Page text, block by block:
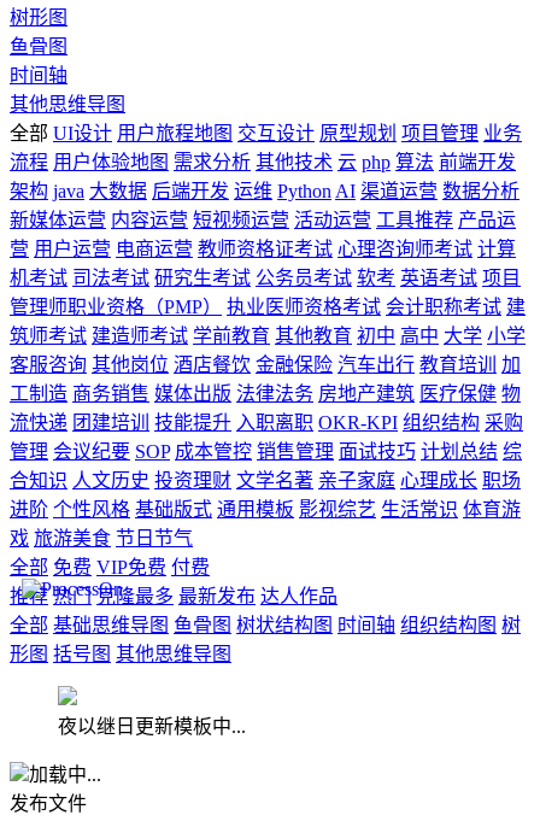
树形图
鱼骨图
时间轴
其他思维导图
全部 UI设计 用户旅程地图 交互设计 原型规划 项目管理 业务
流程 用户体验地图 需求分析 其他技术 云 php 算法 前端开发
架构 java 大数据 后端开发 运维 Python AI 渠道运营 数据分析
新媒体运营 内容运营 短视频运营 活动运营 工具推荐 产品运
营 用户运营 电商运营 教师资格证考试 心理咨询师考试 计算
机考试 司法考试 研究生考试 公务员考试 软考 英语考试 项目
管理师职业资格（PMP）
执业医师资格考试 会计职称考试 建
筑师考试 建造师考试 学前教育 其他教育 初中 高中 大学 小学
客服咨询 其他岗位 酒店餐饮 金融保险 汽车出行 教育培训
加
工制造 商务销售 媒体出版 法律法务 房地产建筑 医疗保健 物
流快递 团建培训 技能提升 入职离职 OKR-KPI 组织结构 采购
管理 会议纪要 SOP 成本管控 销售管理 面试技巧 计划总结 综
合知识 人文历史 投资理财 文学名著 亲子家庭 心理成长 职场
进阶 个性风格 基础版式 通用模板 影视综艺 生活常识 体育游
戏 旅游美食 节日节气
全部 免费 VIP免费 付费
推荐 热门 克隆最多 最新发布 达人作品
全部 基础思维导图 鱼骨图 树状结构图 时间轴 组织结构图 树
形图 括号图 其他思维导图
夜以继日更新模板中...
加载中...
发布文件